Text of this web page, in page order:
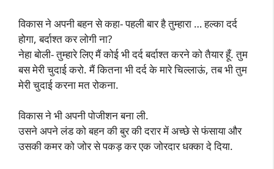
विकास ने अपनी बहन से कहा- पहली बार है तुम्हारा … हल्का दर्द
होगा, बर्दाश्त कर लोगी ना?
नेहा बोली- तुम्हारे लिए मैं कोई भी दर्द बर्दाश्त करने को तैयार हूँ. तुम
बस मेरी चुदाई करो. मैं कितना भी दर्द के मारे चिल्लाऊं, तब भी तुम
मेरी चुदाई करना मत रोकना.
विकास ने भी अपनी पोजीशन बना ली.
उसने अपने लंड को बहन की बुर की दरार में अच्छे से फंसाया और
उसकी कमर को जोर से पकड़ कर एक जोरदार धक्का दे दिया.